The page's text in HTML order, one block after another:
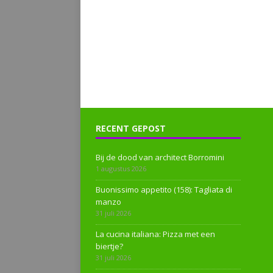
RECENT GEPOST
Bij de dood van architect Borromini
1 augustus 2026
Buonissimo appetito (158): Tagliata di
manzo
31 juli 2026
La cucina italiana: Pizza met een
biertje?
31 juli 2026